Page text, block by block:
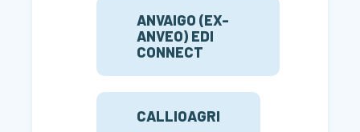
ANVAIGO (EX-
ANVEO) EDI
CONNECT
CALLIOAGRI